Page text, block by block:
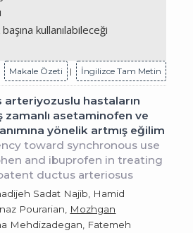
kullanılabileceği
Makale Özeti | İngilizce Tam Metin
hastaların
zamanlı asetaminofen ve
yönelik artmış eğilim
toward synchronous use
and ibuprofen in treating
ductus arteriosus
Sadat Najib, Hamid
Pourarian, Mozhgan
Mehdizadegan, Fatemeh